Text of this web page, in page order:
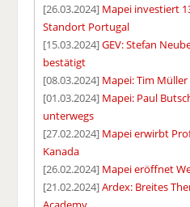
[26.03.2024] Mapei investiert
Standort Portugal
[15.03.2024]GEV: Stefan
bestätigt
[08.03.2024] Mapei: Tim
[01.03.2024] Mapei: Paul
unterwegs
[27.02.2024] Mapei erwirbt
Kanada
[26.02.2024] Mapei eröffnet
[21.02.2024]Ardex: Breites